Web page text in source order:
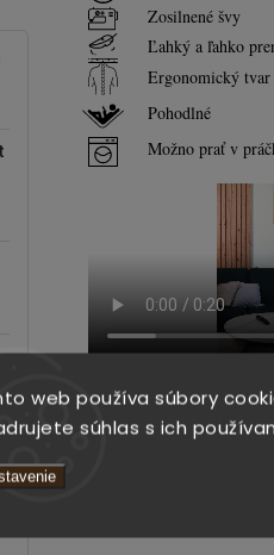
web používa súbory
súhlas s ich
Zosilnené švy
Ľahký a ľahko
Ergonomický tvar
Pohodlné
Možno prať v